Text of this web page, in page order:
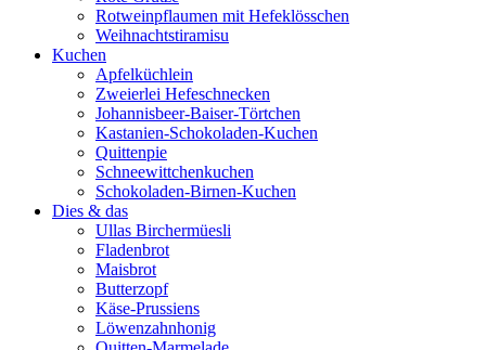
Rotweinpflaumen mit Hefeklösschen
Weihnachtstiramisu
Kuchen
Apfelküchlein
Zweierlei Hefeschnecken
Johannisbeer-Baiser-Törtchen
Kastanien-Schokoladen-Kuchen
Quittenpie
Schneewittchenkuchen
Schokoladen-Birnen-Kuchen
Dies & das
Ullas Birchermüesli
Fladenbrot
Maisbrot
Butterzopf
Käse-Prussiens
Löwenzahnhonig